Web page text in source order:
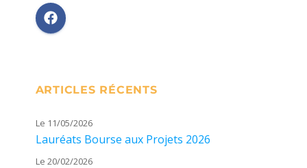
ARTICLES RÉCENTS
Le 11/05/2026
Lauréats Bourse aux Projets 2026
Le 20/02/2026